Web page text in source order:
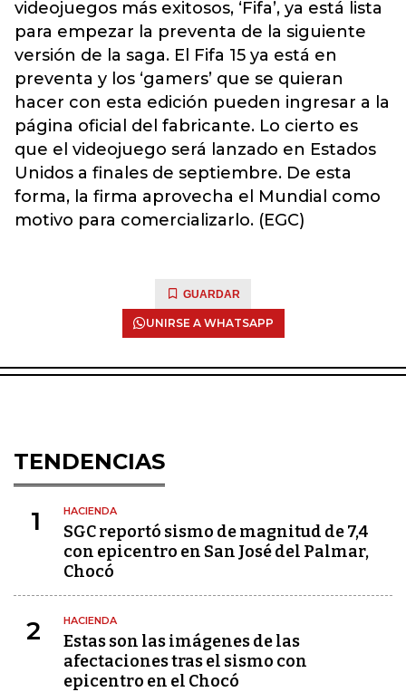
videojuegos más exitosos, ‘Fifa’, ya está lista
para empezar la preventa de la siguiente
versión de la saga. El Fifa 15 ya está en
preventa y los ‘gamers’ que se quieran
hacer con esta edición pueden ingresar a la
página oficial del fabricante. Lo cierto es
que el videojuego será lanzado en Estados
Unidos a finales de septiembre. De esta
forma, la firma aprovecha el Mundial como
motivo para comercializarlo. (EGC)
GUARDAR
UNIRSE A WHATSAPP
TENDENCIAS
1 HACIENDA
SGC reportó sismo de magnitud de 7,4
con epicentro en San José del Palmar,
Chocó
2 HACIENDA
Estas son las imágenes de las
afectaciones tras el sismo con
epicentro en el Chocó